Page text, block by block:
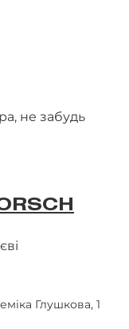
не забудь
Глушкова, 1